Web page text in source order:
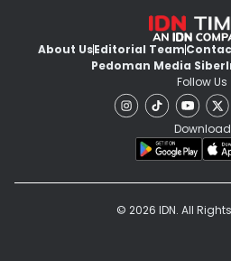
About UsEditorial Team
Pedoman Media Siber
Follow Us
Download
© 2026 IDN. All